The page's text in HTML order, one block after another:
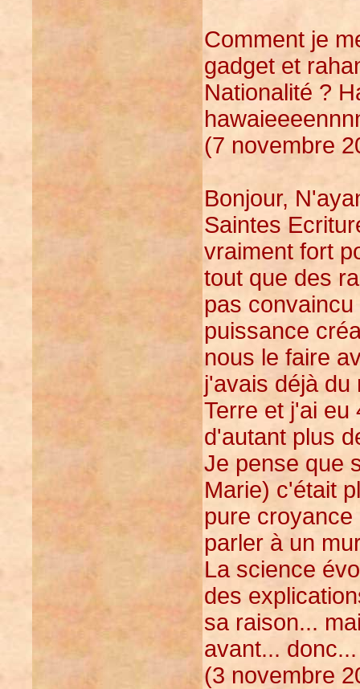
Comment je
gadget et
Nationalité ?
(7 novembre
Bonjour,
Saintes
vraiment fort
tout que des
pas
puissance
nous le faire
j'avais déjà du
Terre et j'ai eu
d'autant plus
Je pense que
Marie) c'était
pure
parler à un
La science
des
sa raison...
avant...
(3 novembre